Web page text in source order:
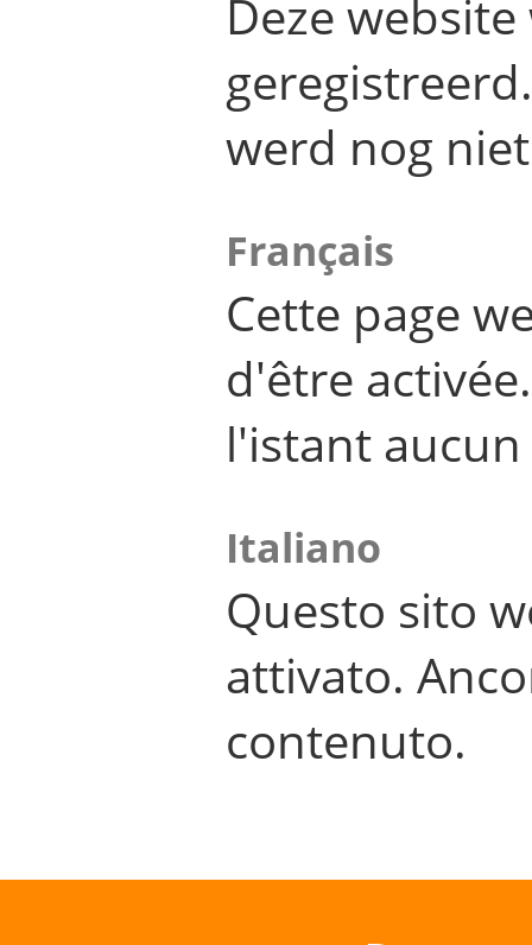
Deze
werd nog
Français
Cette page
d'être
l'istant
Italiano
Questo sito
attivato.
contenuto.